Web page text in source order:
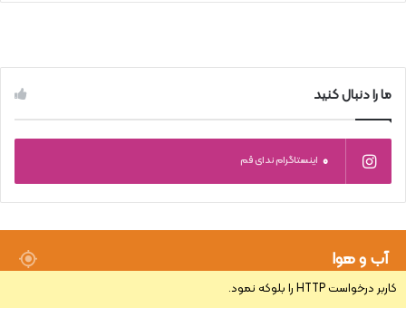
ما را دنبال کنید
0 اینستاگرام ندای قم
آب و هوا
کاربر درخواست HTTP را بلوکه نمود.